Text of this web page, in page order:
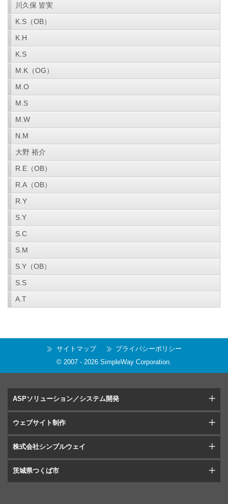
川久保 皆実
K.S（OB）
K.H
K.S
M.K（OG）
M.O
M.S
M.W
N.M
大野 裕介
R.E（OB）
R.A（OB）
R.Y
S.Y
S.C
S.M
S.Y（OB）
S.S
A.T
サイトマップ
プライバシーポリシー
© 2007 - 2026 SimpleWay Corporation.
ASPソリューション／システム開発
ウェブサイト制作
株式会社シンプルウェイ
茨城県つくば市